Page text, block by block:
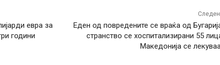
евра за
години
Еден од повредените се враќа од
странство се хоспитализирани 55
Македонија се